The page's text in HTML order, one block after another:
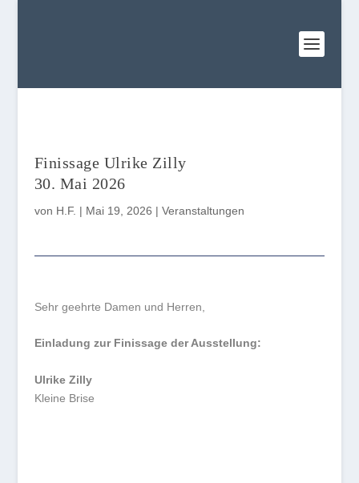
Finissage Ulrike Zilly
30. Mai 2026
von H.F. | Mai 19, 2026 | Veranstaltungen
Sehr geehrte Damen und Herren,
Einladung zur Finissage der Ausstellung:
Ulrike Zilly
Kleine Brise